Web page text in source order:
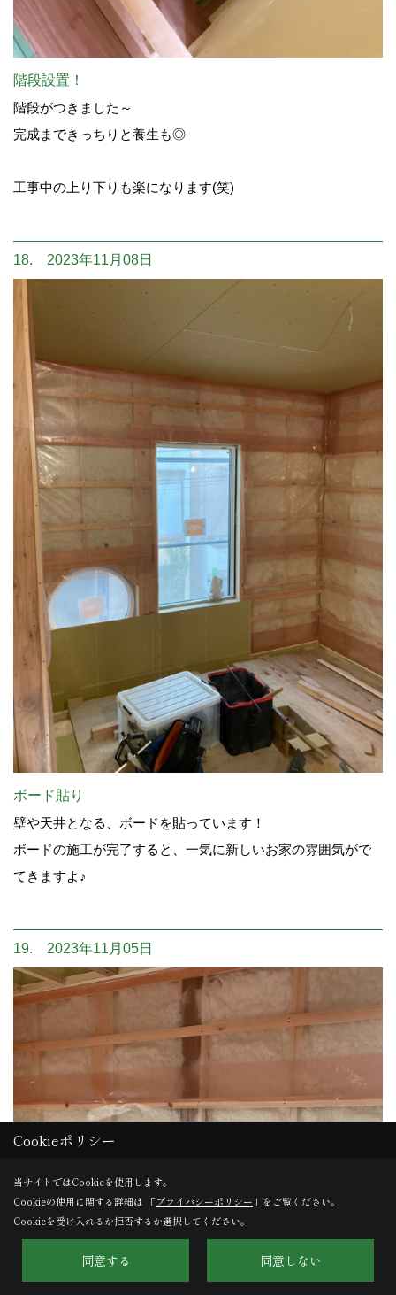
階段設置！
階段がつきました～
完成まできっちりと養生も◎
工事中の上り下りも楽になります(笑)
18. 2023年11月08日
ボード貼り
壁や天井となる、ボードを貼っています！
ボードの施工が完了すると、一気に新しいお家の雰囲気がで
てきますよ♪
19. 2023年11月05日
Cookieポリシー
当サイトではCookieを使用します。
Cookieの使用に関する詳細は 「プライバシーポリシー 」をご覧ください。
Cookieを受け入れるか拒否するか選択してください。
同意する 同意しない